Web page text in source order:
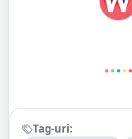
Tag-uri: